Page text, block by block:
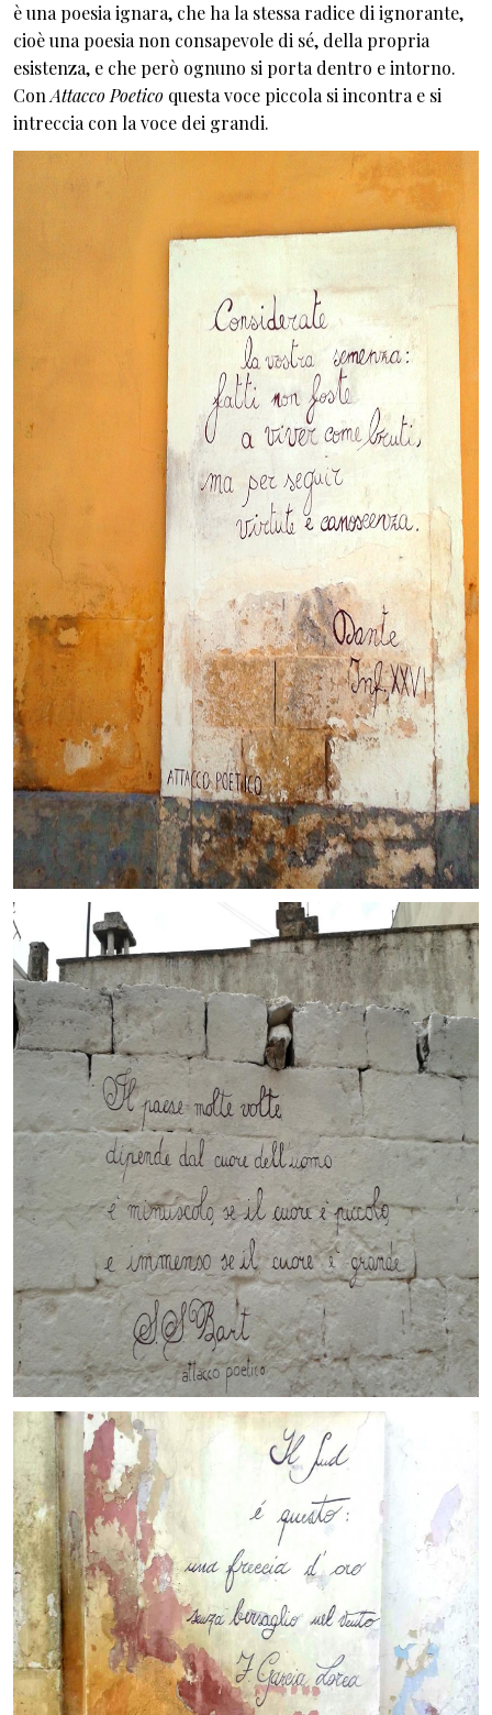
è una poesia ignara, che ha la stessa radice di ignorante,
cioè una poesia non consapevole di sé, della propria
esistenza, e che però ognuno si porta dentro e intorno.
Con Attacco Poetico questa voce piccola si incontra e si
intreccia con la voce dei grandi.